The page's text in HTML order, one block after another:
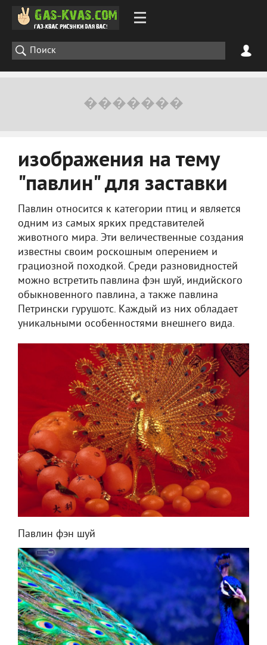
изображения на тему
"павлин" для заставки
Павлин относится к категории птиц и является
одним из самых ярких представителей
животного мира. Эти величественные создания
известны своим роскошным оперением и
грациозной походкой. Среди разновидностей
можно встретить павлина фэн шуй, индийского
обыкновенного павлина, а также павлина
Петрински гурушотс. Каждый из них обладает
уникальными особенностями внешнего вида.
Павлин фэн шуй